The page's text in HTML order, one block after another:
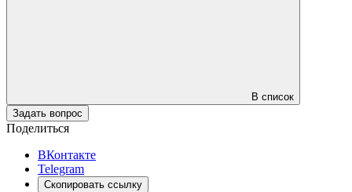
В список
Задать вопрос
Поделиться
ВКонтакте
Telegram
Скопировать ссылку